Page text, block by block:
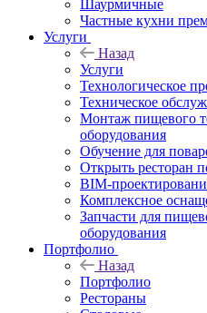
Шаурмичные
Частные кухни
Услуги
Назад
Услуги
Технологическое
Техническое
Монтаж пищевого
оборудования
Обучение для
Открыть ресторан
BIM-
Комплексное
Запчасти для
оборудования
Портфолио
Назад
Портфолио
Рестораны